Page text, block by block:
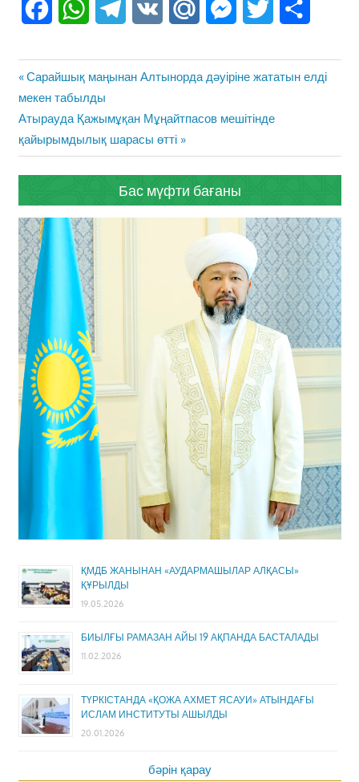
FacebookWhatsAppTelegram
VK Mail.Ru Messenger
Twitter
Жазба
навигациясы
Previous
Post:
Сарайшық маңынан Алтынорда дәуіріне жататын елді
мекен табылды
Next
Post:
Атырауда Қажымұқан Мұңайтпасов мешітінде
қайырымдылық шарасы өтті
Бас мүфти бағаны
ҚМДБ ЖАНЫНАН «АУДАРМАШЫЛАР АЛҚАСЫ»
ҚҰРЫЛДЫ
19.05.2026
БИЫЛҒЫ РАМАЗАН АЙЫ 19 АҚПАНДА БАСТАЛАДЫ
11.02.2026
ТҮРКІСТАНДА «ҚОЖА АХМЕТ ЯСАУИ» АТЫНДАҒЫ
ИСЛАМ ИНСТИТУТЫ АШЫЛДЫ
20.01.2026
бәрін қарау